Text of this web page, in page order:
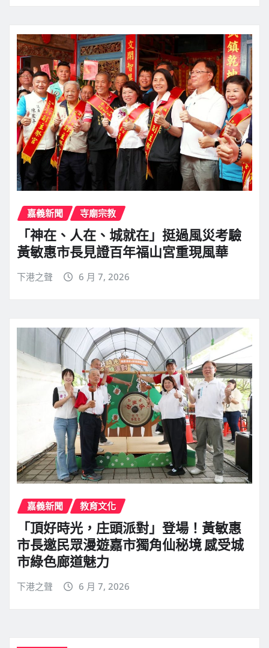
嘉義新聞 寺廟宗教
「神在、人在、城就在」挺過風災考驗
黃敏惠市長見證百年福山宮重現風華
下港之聲 6 月 7, 2026
嘉義新聞 教育文化
「頂好時光，庄頭派對」登場！黃敏惠
市長邀民眾漫遊嘉市獨角仙秘境 感受城
市綠色廊道魅力
下港之聲 6 月 7, 2026